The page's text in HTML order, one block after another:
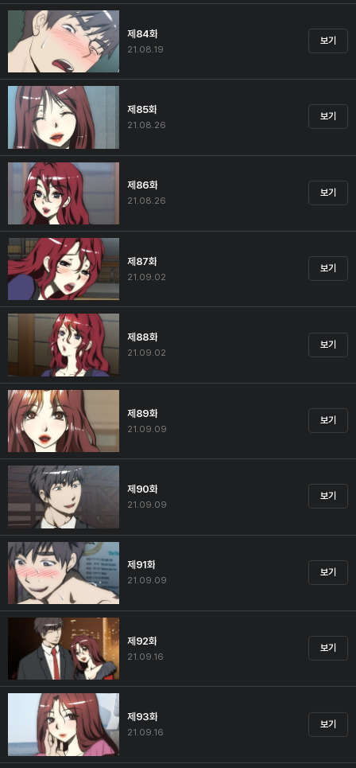
제84화
21.08.19
보기
제85화
21.08.26
보기
제86화
21.08.26
보기
제87화
21.09.02
보기
제88화
21.09.02
보기
제89화
21.09.09
보기
제90화
21.09.09
보기
제91화
21.09.09
보기
제92화
21.09.16
보기
제93화
21.09.16
보기